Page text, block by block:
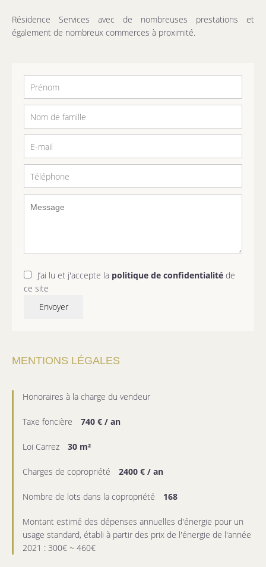
Résidence Services avec de nombreuses prestations et
également de nombreux commerces à proximité.
J’ai lu et j'accepte la politique de confidentialité de
ce site
Envoyer
MENTIONS LÉGALES
Honoraires à la charge du vendeur
Taxe foncière 740 € / an
Loi Carrez 30 m²
Charges de copropriété 2400 € / an
Nombre de lots dans la copropriété 168
Montant estimé des dépenses annuelles d'énergie pour un
usage standard, établi à partir des prix de l'énergie de l'année
2021 : 300€ ~ 460€